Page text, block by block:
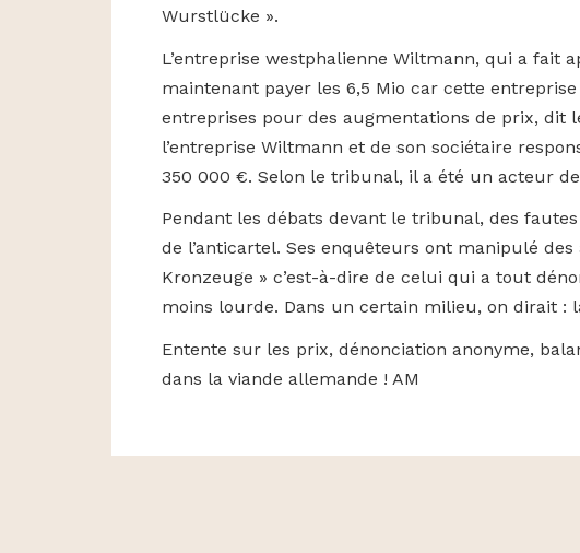
Wurstlücke ».
L’entreprise westphalienne Wiltmann, qui a fait
maintenant payer les 6,5 Mio car cette
entreprises pour des augmentations de prix, dit
l’entreprise Wiltmann et de son sociétaire
350 000 €. Selon le tribunal, il a été un acteur
Pendant les débats devant le tribunal, des
de l’anticartel. Ses enquêteurs ont manipulé
Kronzeuge » c’est-à-dire de celui qui a tout
moins lourde. Dans un certain milieu, on dirait :
Entente sur les prix, dénonciation anonyme,
dans la viande allemande ! AM